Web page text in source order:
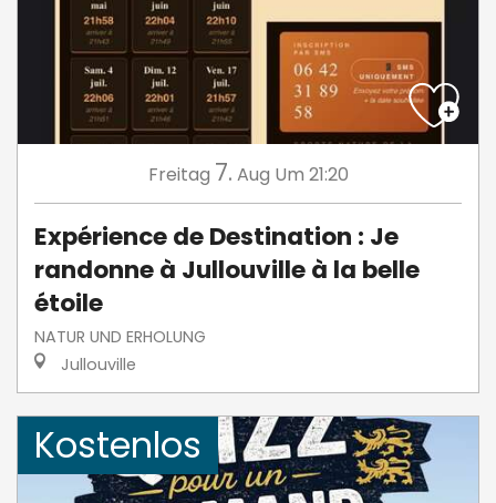
Freitag 7. Aug Um 21:20
Expérience de Destination : Je
randonne à Jullouville à la belle
étoile
NATUR UND ERHOLUNG
Jullouville
Kostenlos